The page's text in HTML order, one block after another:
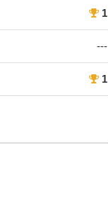
1
---
1